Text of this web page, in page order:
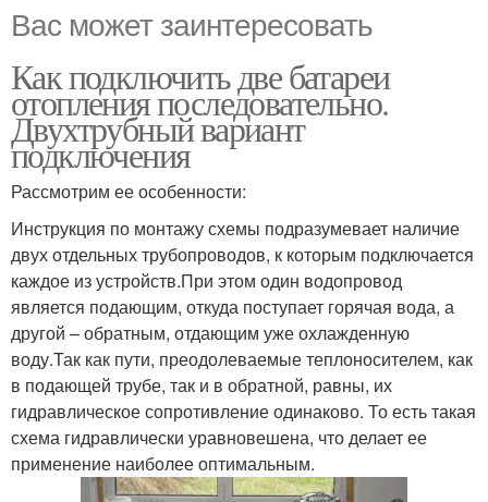
Вас может заинтересовать
Как подключить две батареи
отопления последовательно.
Двухтрубный вариант
подключения
Рассмотрим ее особенности:
Инструкция по монтажу схемы подразумевает наличие
двух отдельных трубопроводов, к которым подключается
каждое из устройств.При этом один водопровод
является подающим, откуда поступает горячая вода, а
другой – обратным, отдающим уже охлажденную
воду.Так как пути, преодолеваемые теплоносителем, как
в подающей трубе, так и в обратной, равны, их
гидравлическое сопротивление одинаково. То есть такая
схема гидравлически уравновешена, что делает ее
применение наиболее оптимальным.